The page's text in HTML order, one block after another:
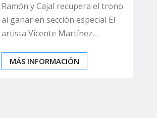
Ramón y Cajal recupera el trono
al ganar en sección especial El
artista Vicente Martínez…
MÁS INFORMACIÓN